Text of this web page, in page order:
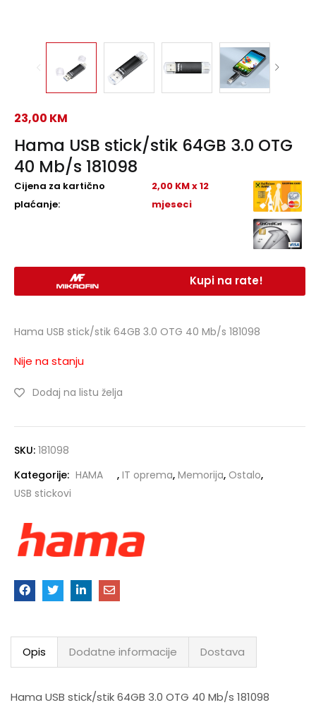
Hama USB stick/stik 64GB 3.0 OTG
40 Mb/s 181098
23,00 KM
Cijena za kartično
plaćanje:
2,00 KM x 12
mjeseci
Kupi na rate!
Hama USB stick/stik 64GB 3.0 OTG 40 Mb/s 181098
Nije na stanju
Dodaj na listu želja
SKU: 181098
Kategorije: HAMA , IT oprema, Memorija, Ostalo,
USB stickovi
Opis Dodatne informacije Dostava
Hama USB stick/stik 64GB 3.0 OTG 40 Mb/s 181098